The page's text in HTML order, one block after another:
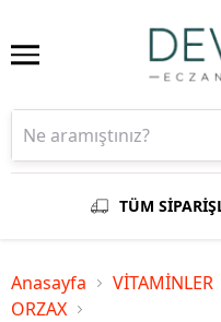
TÜM
Anasayfa VİTAMİNLER
ORZAX